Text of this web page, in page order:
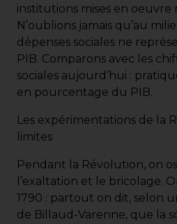
institutions mises en oeuvre
N’oublions jamais qu’au
dépenses sociales ne
PIB. Comparons avec les
sociales aujourd’hui :
en pourcentage du PIB.
Les expérimentations de la
limites
Pendant la Révolution, on
l’exaltation et le bricolage.
1790 : partout on dit, selon
de Billaud-Varenne, que la